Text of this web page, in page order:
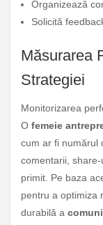
Organizează
Solicită
Măsurarea
Strategiei
Monitorizarea
O femeie
cum ar fi numărul
comentarii,
primit. Pe baza
pentru a optimiza
durabilă a